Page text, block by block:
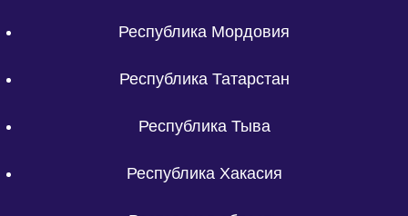
Республика Мордовия
Республика Татарстан
Республика Тыва
Республика Хакасия